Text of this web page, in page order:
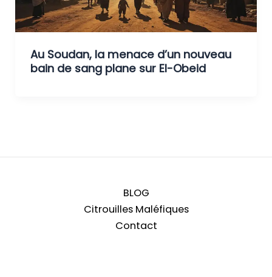
Au Soudan, la menace d’un nouveau
bain de sang plane sur El-Obeid
BLOG
Citrouilles Maléfiques
Contact